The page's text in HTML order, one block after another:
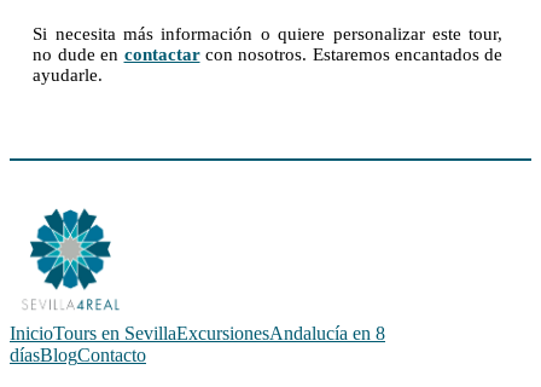
Si necesita más información o quiere personalizar este tour,
no dude en contactar con nosotros. Estaremos encantados de
ayudarle.
InicioTours en SevillaExcursionesAndalucía en 8
díasBlogContacto